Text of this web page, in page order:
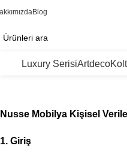
Blog
Luxury SerisiArtdeco
Nusse Mobilya Kişisel
1. Giriş